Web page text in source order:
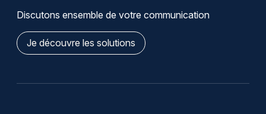
Discutons ensemble de votre communication
Je découvre les solutions